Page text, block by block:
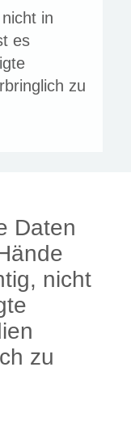
in
es
zu
Daten
nicht
zu